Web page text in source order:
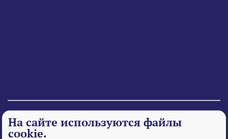
© 1995 - 2026 «Веста» Все права защищены.
На сайте используются файлы
cookie.